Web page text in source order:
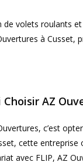
Choisir AZ
c’est
cette
avec FLIP, AZ